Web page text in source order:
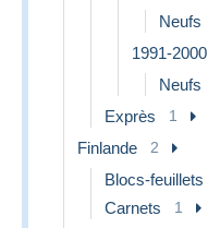
Neufs
1991-2000
Neufs
Exprès 1
Finlande 2
Blocs-feuillets
Carnets 1